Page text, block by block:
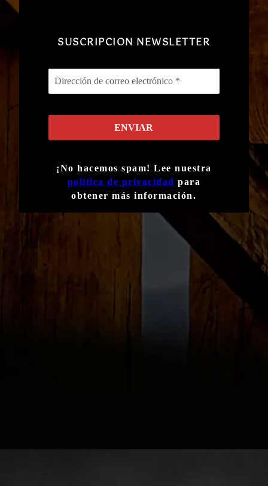
SUSCRIPCION NEWSLETTER
¡No hacemos spam! Lee nuestra
política de privacidad para
obtener más información.